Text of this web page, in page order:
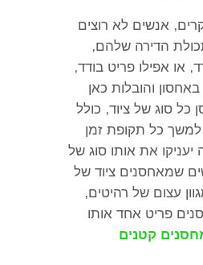
, אנשים לא רוצים
הדירה שלהם,
, או אפילו פריט בודד,
באחסון והובלות כאן
כל סוג של ציוד, כולל
למשך כל תקופת זמן
יעניקו את אותו סוג של
שמאחסנים ציוד של
עצום של רהיטים,
פריט אחד אותו
קטנים